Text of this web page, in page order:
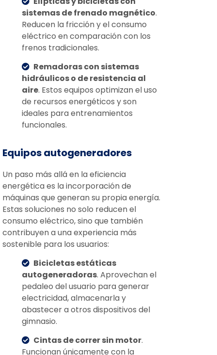
sistemas de frenado magnético.
Reducen la fricción y el consumo
eléctrico en comparación con los
frenos tradicionales.
Remadoras con sistemas
hidráulicos o de resistencia al
aire. Estos equipos optimizan el uso
de recursos energéticos y son
ideales para entrenamientos
funcionales.
Equipos autogeneradores
Un paso más allá en la eficiencia
energética es la incorporación de
máquinas que generan su propia energía.
Estas soluciones no solo reducen el
consumo eléctrico, sino que también
contribuyen a una experiencia más
sostenible para los usuarios:
Bicicletas estáticas
autogeneradoras. Aprovechan el
pedaleo del usuario para generar
electricidad, almacenarla y
abastecer a otros dispositivos del
gimnasio.
Cintas de correr sin motor.
Funcionan únicamente con la